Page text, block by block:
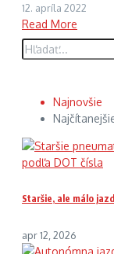
12. apríla 2022
Read More
Hľadať:
Najnovšie
Staršie, ale málo
apr 12, 2026